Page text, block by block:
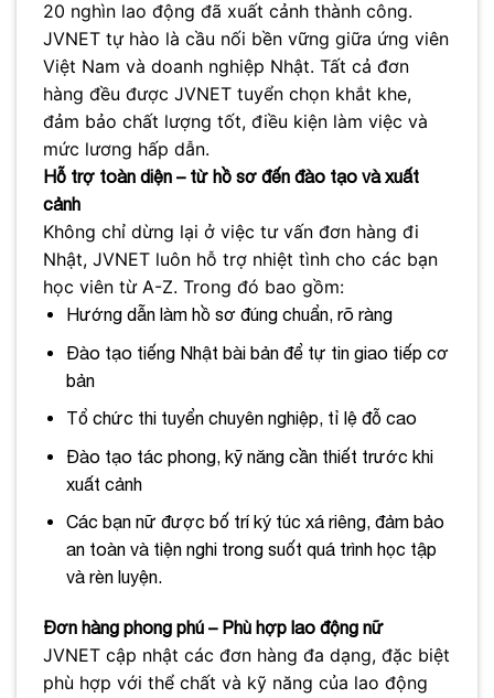
20 nghìn lao động đã xuất cảnh thành công.
JVNET tự hào là cầu nối bền vững giữa ứng viên
Việt Nam và doanh nghiệp Nhật. Tất cả đơn
hàng đều được JVNET tuyển chọn khắt khe,
đảm bảo chất lượng tốt, điều kiện làm việc và
mức lương hấp dẫn.
Hỗ trợ toàn diện – từ hồ sơ đến đào tạo và xuất
cảnh
Không chỉ dừng lại ở việc tư vấn đơn hàng đi
Nhật, JVNET luôn hỗ trợ nhiệt tình cho các bạn
học viên từ A-Z. Trong đó bao gồm:
Hướng dẫn làm hồ sơ đúng chuẩn, rõ ràng
Đào tạo tiếng Nhật bài bản để tự tin giao tiếp cơ
bản
Tổ chức thi tuyển chuyên nghiệp, tỉ lệ đỗ cao
Đào tạo tác phong, kỹ năng cần thiết trước khi
xuất cảnh
Các bạn nữ được bố trí ký túc xá riêng, đảm bảo
an toàn và tiện nghi trong suốt quá trình học tập
và rèn luyện.
Đơn hàng phong phú – Phù hợp lao động nữ
JVNET cập nhật các đơn hàng đa dạng, đặc biệt
phù hợp với thể chất và kỹ năng của lao động